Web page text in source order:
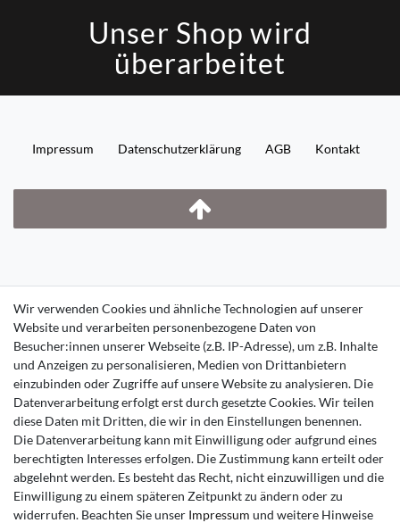
Unser Shop wird
überarbeitet
Impressum Daten­schutz­erklärung AGB Kontakt
Wir verwenden Cookies und ähnliche Technologien auf unserer
Website und verarbeiten personenbezogene Daten von
Besucher:innen unserer Webseite (z.B. IP-Adresse), um z.B. Inhalte
und Anzeigen zu personalisieren, Medien von Drittanbietern
einzubinden oder Zugriffe auf unsere Website zu analysieren. Die
Datenverarbeitung erfolgt erst durch gesetzte Cookies. Wir teilen
diese Daten mit Dritten, die wir in den Einstellungen benennen.
Die Datenverarbeitung kann mit Einwilligung oder aufgrund eines
berechtigten Interesses erfolgen. Die Zustimmung kann erteilt oder
abgelehnt werden. Es besteht das Recht, nicht einzuwilligen und die
Einwilligung zu einem späteren Zeitpunkt zu ändern oder zu
widerrufen. Beachten Sie unser Impressum und weitere Hinweise